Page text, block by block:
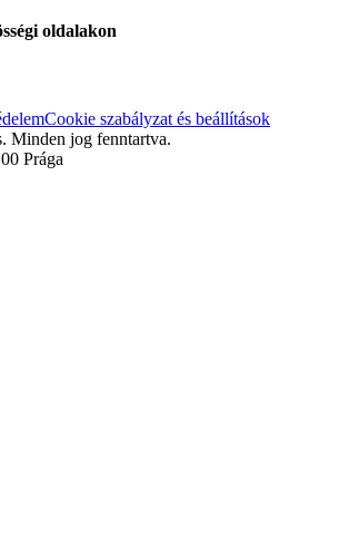
oldalakon
Cookie szabályzat és beállítások
Minden jog fenntartva.
Prága